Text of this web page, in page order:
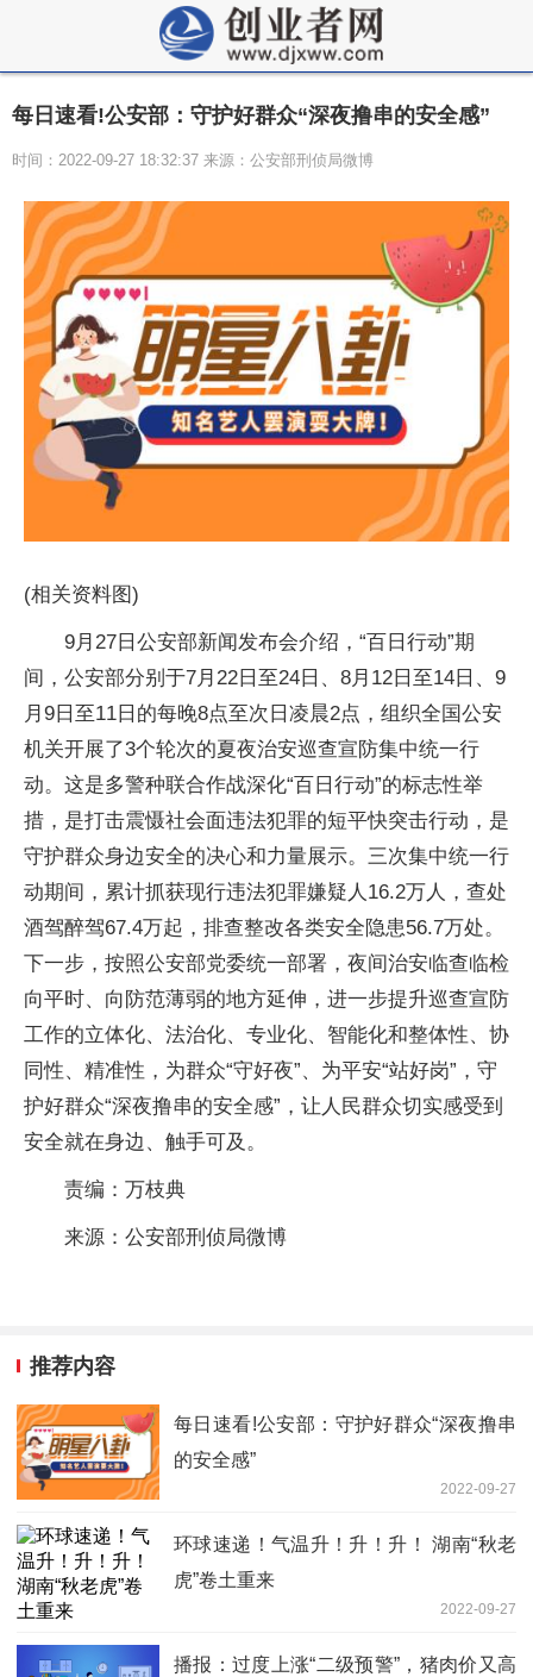
每日速看!公安部：守护好群众“深夜撸串的安全感”
时间：2022-09-27 18:32:37 来源：公安部刑侦局微博
(相关资料图)
9月27日公安部新闻发布会介绍，“百日行动”期
间，公安部分别于7月22日至24日、8月12日至14日、9
月9日至11日的每晚8点至次日凌晨2点，组织全国公安
机关开展了3个轮次的夏夜治安巡查宣防集中统一行
动。这是多警种联合作战深化“百日行动”的标志性举
措，是打击震慑社会面违法犯罪的短平快突击行动，是
守护群众身边安全的决心和力量展示。三次集中统一行
动期间，累计抓获现行违法犯罪嫌疑人16.2万人，查处
酒驾醉驾67.4万起，排查整改各类安全隐患56.7万处。
下一步，按照公安部党委统一部署，夜间治安临查临检
向平时、向防范薄弱的地方延伸，进一步提升巡查宣防
工作的立体化、法治化、专业化、智能化和整体性、协
同性、精准性，为群众“守好夜”、为平安“站好岗”，守
护好群众“深夜撸串的安全感”，让人民群众切实感受到
安全就在身边、触手可及。
责编：万枝典
来源：公安部刑侦局微博
推荐内容
每日速看!公安部：守护好群众“深夜撸串
的安全感”
2022-09-27
环球速递！气温升！升！升！ 湖南“秋老
虎”卷土重来
2022-09-27
播报：过度上涨“二级预警”，猪肉价又高